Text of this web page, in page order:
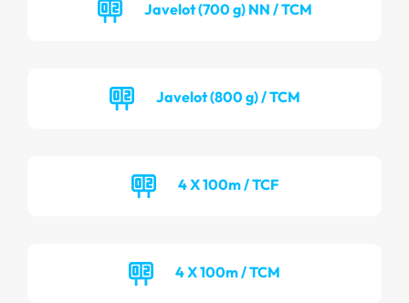
Javelot (700 g) NN / TCM
Javelot (800 g) / TCM
4 X 100m / TCF
4 X 100m / TCM